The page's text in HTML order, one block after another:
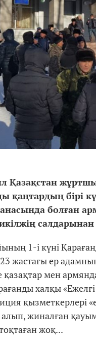
Қазақстан
қаңтардың бірі
болған
1-і күні
жастағы ер
қазақтар мен
халқы
қызметкерлері
жиналған
жоқ...